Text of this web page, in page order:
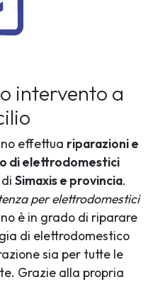
intervento a
effettua riparazioni e
di elettrodomestici
Simaxis e provincia.
per elettrodomestici
è in grado di riparare
di elettrodomestico
sia per tutte le
Grazie alla propria